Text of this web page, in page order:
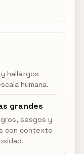
hallazgos
humana.
grandes
sesgos y
con contexto